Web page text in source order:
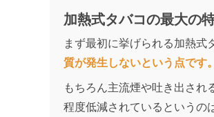
加熱式タバコの最大の
まず最初に挙げられる加熱式
質が発生しないという点です。
もちろん主流煙や吐き出され
程度低減されているというの